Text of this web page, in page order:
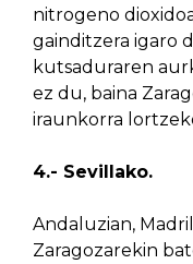
nitrogeno
gainditzera igaro
kutsaduraren
ez du, baina
iraunkorra
4.- Sevillako.
Andaluzian,
Zaragozarekin